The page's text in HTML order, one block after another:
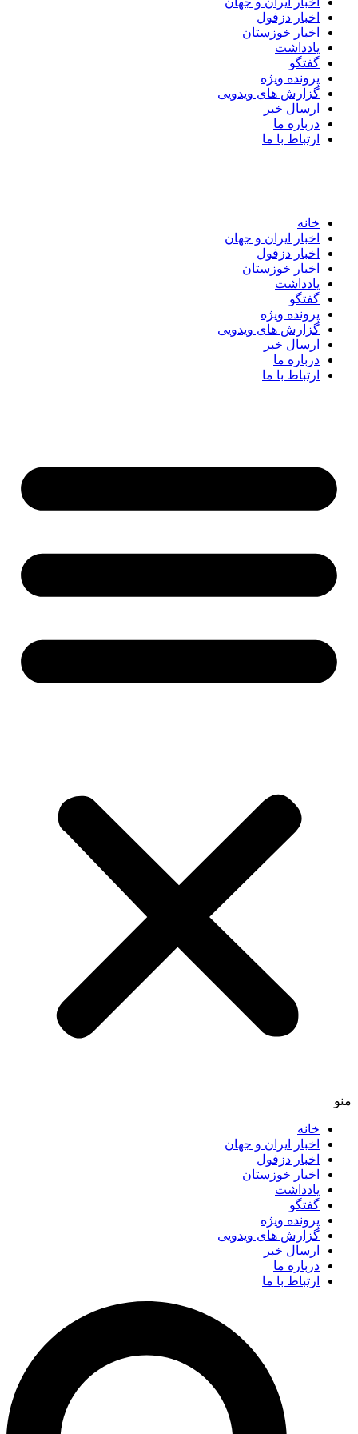
اخبار دزفول
اخبار خوزستان
یادداشت
گفتگو
پرونده ویژه
گزارش های ویدویی
ارسال خبر
درباره ما
ارتباط با ما
خانه
اخبار ایران و جهان
اخبار دزفول
اخبار خوزستان
یادداشت
گفتگو
پرونده ویژه
گزارش های ویدویی
ارسال خبر
درباره ما
ارتباط با ما
خانه
اخبار ایران و جهان
اخبار دزفول
اخبار خوزستان
یادداشت
گفتگو
پرونده ویژه
گزارش های ویدویی
ارسال خبر
درباره ما
ارتباط با ما